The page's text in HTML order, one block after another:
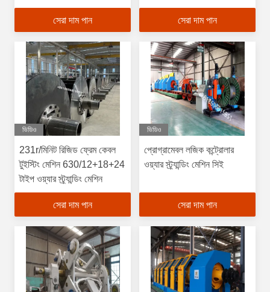
সেরা দাম পান সেরা দাম পান
ভিডিও
231r/মিনিট রিজিড ফ্রেম কেবল
টুইস্টিং মেশিন 630/12+18+24
টাইপ ওয়্যার স্ট্র্যান্ডিং মেশিন
সেরা দাম পান
ভিডিও
প্রোগ্রামেবল লজিক কন্ট্রোলার
ওয়্যার স্ট্র্যান্ডিং মেশিন সিই
সেরা দাম পান